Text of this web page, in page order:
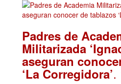
Padres de
Militarizada
aseguran
‘La Corregidora’.